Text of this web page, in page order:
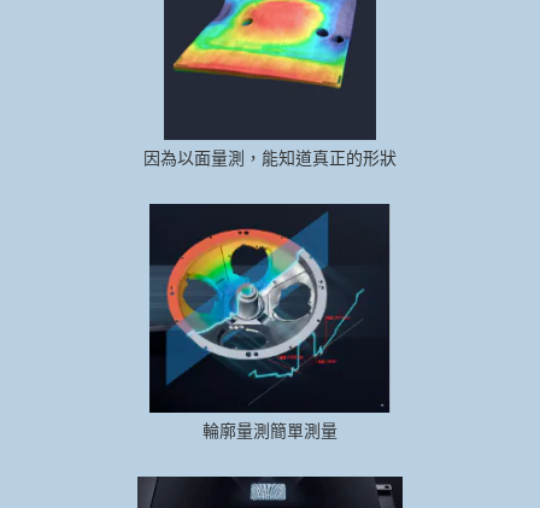
因為以面量測，能知道真正的形狀
輪廓量測簡單測量